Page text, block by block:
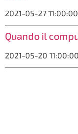
2021-05-27 11:00:00
Quando il
2021-05-20 11:00:00